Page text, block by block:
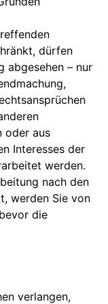
dürfen
abgesehen – nur
oder aus
Interesses der
werden.
nach den
werden Sie von
die
verlangen,